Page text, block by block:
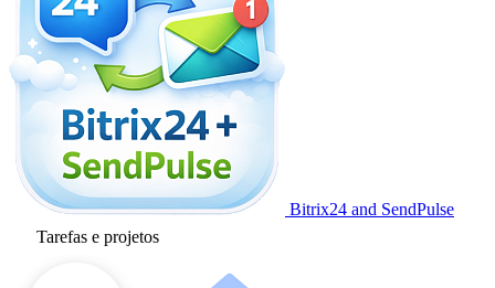
Bitrix24 and SendPulse
Tarefas e projetos